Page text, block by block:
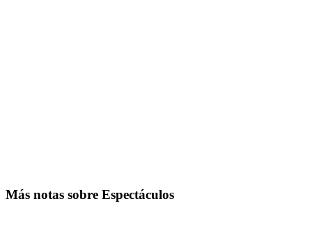
Más notas sobre Espectáculos